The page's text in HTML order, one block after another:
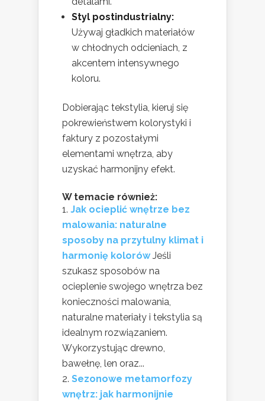
Styl postindustrialny:
Używaj gładkich materiałów
w chłodnych odcieniach, z
akcentem intensywnego
koloru.
Dobierając tekstylia, kieruj się
pokrewieństwem kolorystyki i
faktury z pozostałymi
elementami wnętrza, aby
uzyskać harmonijny efekt.
W temacie również:
Jak ocieplić wnętrze bez
malowania: naturalne
sposoby na przytulny klimat i
harmonię kolorów Jeśli
szukasz sposobów na
ocieplenie swojego wnętrza bez
konieczności malowania,
naturalne materiały i tekstylia są
idealnym rozwiązaniem.
Wykorzystując drewno,
bawełnę, len oraz...
Sezonowe metamorfozy
wnętrz: jak harmonijnie